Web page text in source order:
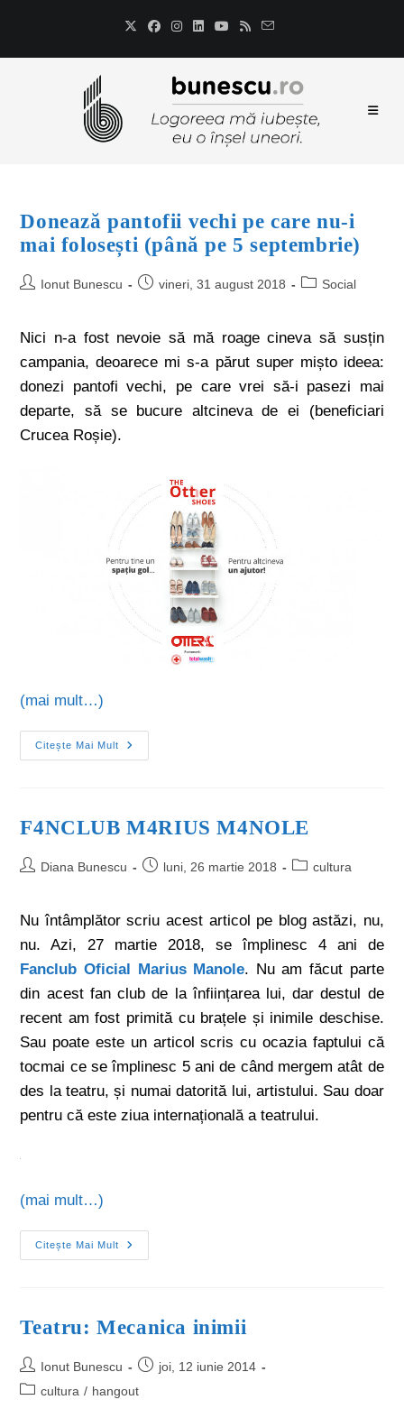
Donează pantofii vechi pe care nu-i
mai folosești (până pe 5 septembrie)
Ionut Bunescu vineri, 31 august 2018 Social
Nici n-a fost nevoie să mă roage cineva să susțin
campania, deoarece mi s-a părut super mișto ideea:
donezi pantofi vechi, pe care vrei să-i pasezi mai
departe, să se bucure altcineva de ei (beneficiari
Crucea Roșie).
(mai mult…)
Citește Mai Mult
F4NCLUB M4RIUS M4NOLE
Diana Bunescu luni, 26 martie 2018 cultura
Nu întâmplător scriu acest articol pe blog astăzi, nu,
nu. Azi, 27 martie 2018, se împlinesc 4 ani de
Fanclub Oficial Marius Manole. Nu am făcut parte
din acest fan club de la înființarea lui, dar destul de
recent am fost primită cu brațele și inimile deschise.
Sau poate este un articol scris cu ocazia faptului că
tocmai ce se împlinesc 5 ani de când mergem atât de
des la teatru, și numai datorită lui, artistului. Sau doar
pentru că este ziua internațională a teatrului.
(mai mult…)
Citește Mai Mult
Teatru: Mecanica inimii
Ionut Bunescu
joi, 12 iunie 2014
cultura / hangout